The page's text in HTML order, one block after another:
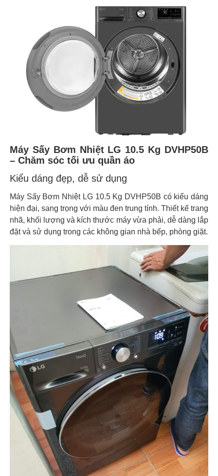
Máy Sấy Bơm Nhiệt LG 10.5 Kg DVHP50B
– Chăm sóc tối ưu quần áo
Kiểu dáng đẹp, dễ sử dụng
Máy Sấy Bơm Nhiệt LG 10.5 Kg DVHP50B có kiểu dáng
hiện đại, sang trọng với màu đen trung tính. Thiết kế trang
nhã, khối lượng và kích thước máy vừa phải, dễ dàng lắp
đặt và sử dụng trong các không gian nhà bếp, phòng giặt.